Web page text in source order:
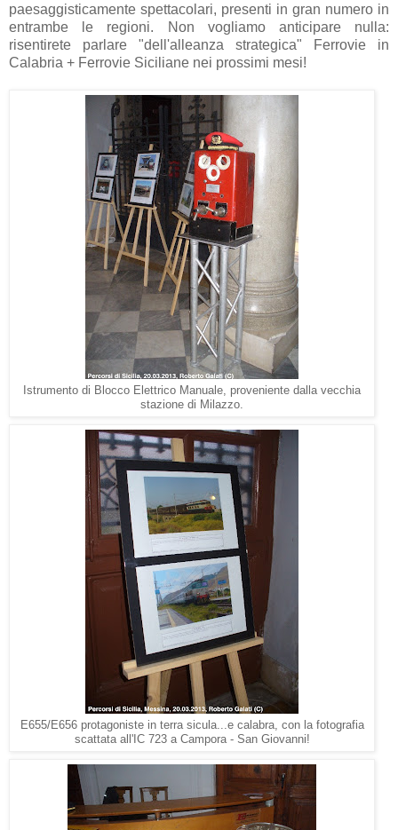
paesaggisticamente spettacolari, presenti in gran numero in
entrambe le regioni. Non vogliamo anticipare nulla:
risentirete parlare "dell'alleanza strategica" Ferrovie in
Calabria + Ferrovie Siciliane nei prossimi mesi!
Istrumento di Blocco Elettrico Manuale, proveniente dalla vecchia
stazione di Milazzo.
E655/E656 protagoniste in terra sicula...e calabra, con la fotografia
scattata all'IC 723 a Campora - San Giovanni!